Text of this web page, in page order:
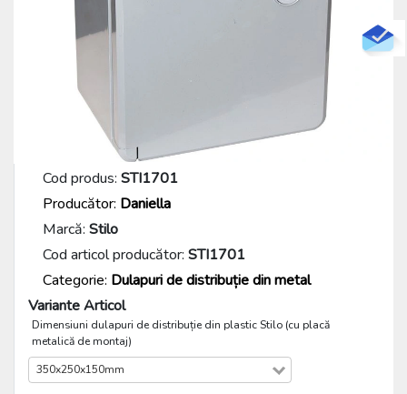
Cod produs: STI1701
Producător: Daniella
Marcă: Stilo
Cod articol producător: STI1701
Categorie: Dulapuri de distribuție din metal
Variante Articol
Dimensiuni dulapuri de distribuție din plastic Stilo (cu placă
metalică de montaj)
350x250x150mm